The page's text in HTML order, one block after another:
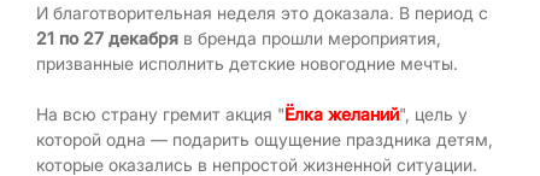
И благотворительная неделя это доказала. В период с
21 по 27 декабря в бренда прошли мероприятия,
призванные исполнить детские новогодние мечты.
На всю страну гремит акция "Ёлка желаний", цель у
которой одна — подарить ощущение праздника детям,
которые оказались в непростой жизненной ситуации.